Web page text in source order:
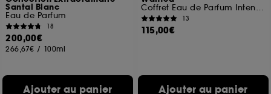
Santal Blanc
Eau de Parfum
18
200,00€
266,67€ / 100ml
Ajouter au panier
Coffret Eau de Parfum Intense, Gel Cheveux & Corps et Format Voyage
13
115,00€
Ajouter au panier